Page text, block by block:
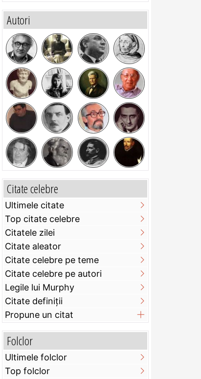
Autori
Citate celebre
Ultimele citate
Top citate celebre
Citatele zilei
Citate aleator
Citate celebre pe teme
Citate celebre pe autori
Legile lui Murphy
Citate definiţii
Propune un citat
Folclor
Ultimele folclor
Top folclor